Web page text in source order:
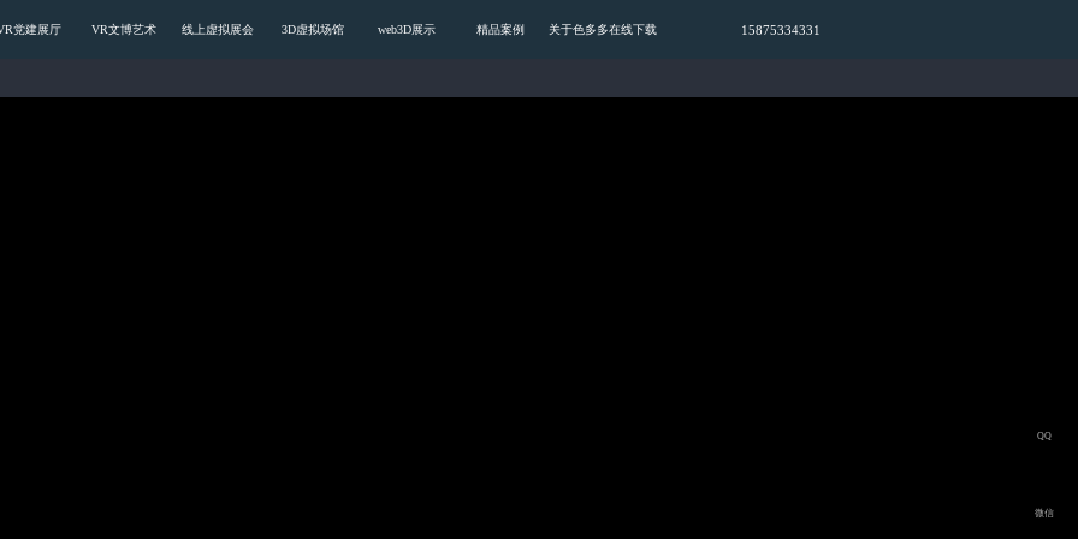
污版,色多多黄色视频APP下载安装
党建展厅 VR文博艺术 线上虚拟展会 3D虚拟场馆 web3D展示 精品案例 关于色多多在线下载 15875334331
QQ
微信